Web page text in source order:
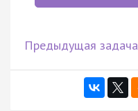
Предыдущая задача